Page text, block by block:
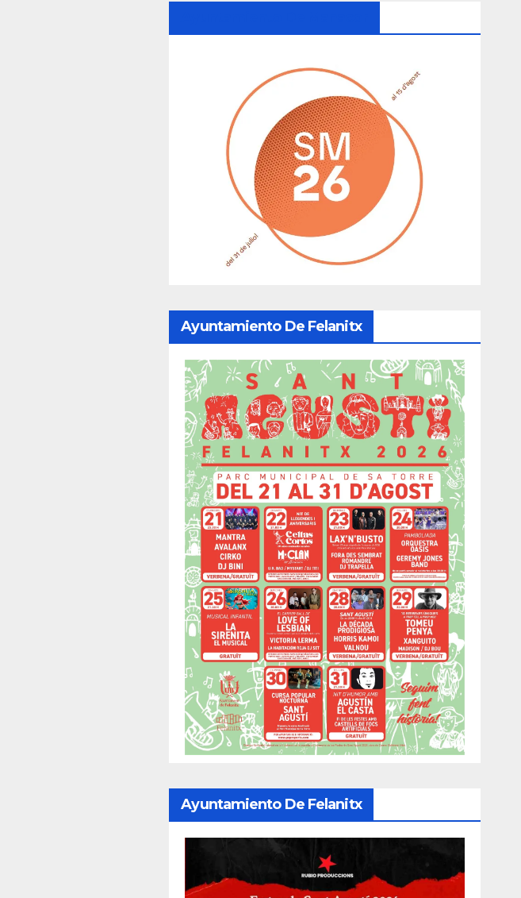
Ayuntamiento De Felanitx
Ayuntamiento De Felanitx